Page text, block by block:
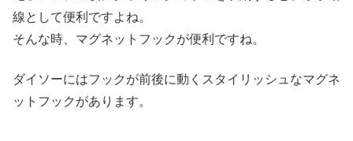
線として便利ですよね。
そんな時、マグネットフックが便利ですね。
ダイソーにはフックが前後に動くスタイリッシュなマグネ
ットフックがあります。